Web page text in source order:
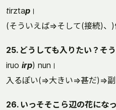
tirztap ।
(そういえば⇒そして(接続)、
25. どうしても入りたい？そう
iruo irp) nun।
入るぽい(⇒大きい⇒甚だ)⇒副
26. いっそそこら辺の花にな